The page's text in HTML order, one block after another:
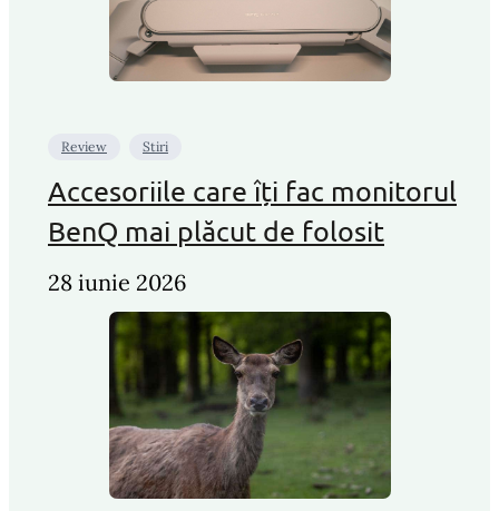
Review Stiri
Accesoriile care îți fac monitorul
BenQ mai plăcut de folosit
28 iunie 2026